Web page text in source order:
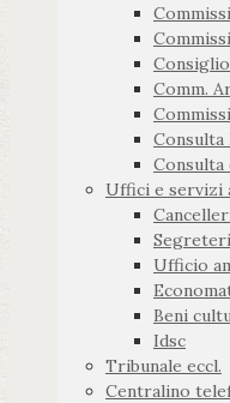
Comm.
Consulta
Uffici e servizi
Ufficio
Beni
Idsc
Tribunale eccl.
Centralino